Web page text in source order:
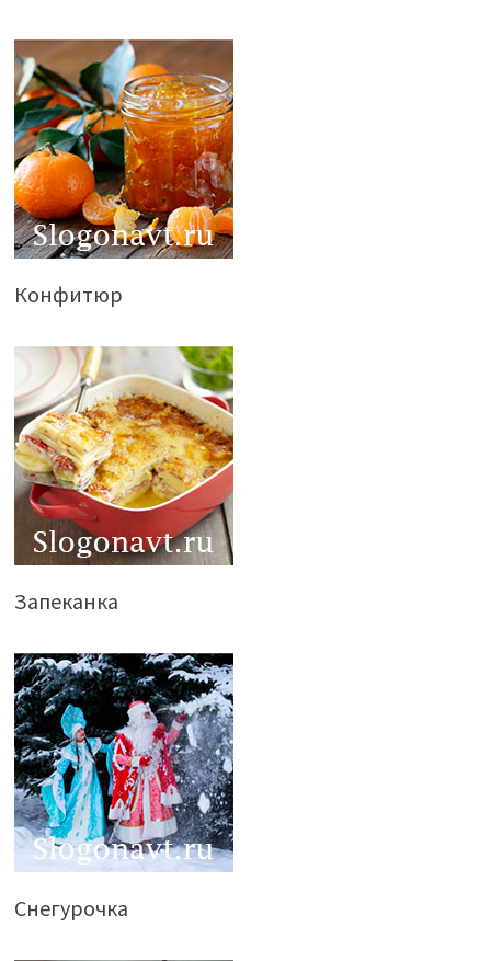
Конфитюр
Запеканка
Снегурочка